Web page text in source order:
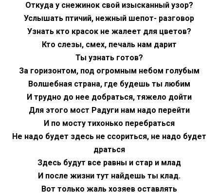
Откуда у снежинок свой изысканный узор?
Услышать птичий, нежный шепот- разговор
Узнать кто красок не жалеет для цветов?
Кто слезы, смех, печаль нам дарит
Ты узнать готов?
За горизонтом, под огромным небом голубым
Волшебная страна, где будешь ты любим
И трудно до нее добраться, тяжело дойти
Для этого мост Радуги нам надо перейти
И по мосту тихонько перебраться
Не надо будет здесь не ссориться, не надо будет
драться
Здесь будут все равны и стар и млад
И после жизни тут найдешь ты клад.
Вот только жаль хозяев оставлять